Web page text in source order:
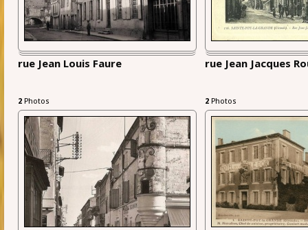
rue Jean Louis Faure
2 Photos
rue Jean Jacques
2 Photos